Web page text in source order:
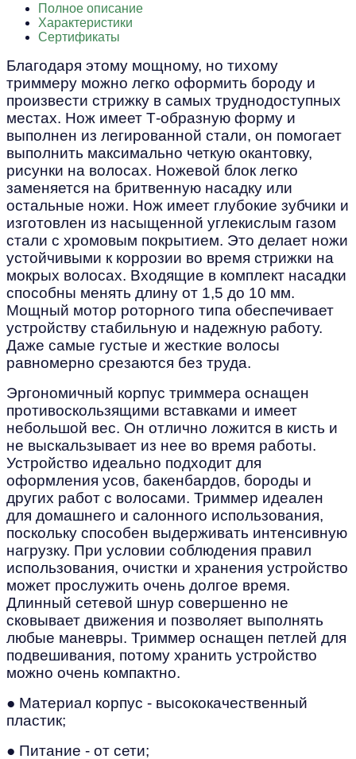
Полное описание
Характеристики
Сертификаты
Благодаря этому мощному, но тихому
триммеру можно легко оформить бороду и
произвести стрижку в самых труднодоступных
местах. Нож имеет Т-образную форму и
выполнен из легированной стали, он помогает
выполнить максимально четкую окантовку,
рисунки на волосах. Ножевой блок легко
заменяется на бритвенную насадку или
остальные ножи. Нож имеет глубокие зубчики и
изготовлен из насыщенной углекислым газом
стали с хромовым покрытием. Это делает ножи
устойчивыми к коррозии во время стрижки на
мокрых волосах. Входящие в комплект насадки
способны менять длину от 1,5 до 10 мм.
Мощный мотор роторного типа обеспечивает
устройству стабильную и надежную работу.
Даже самые густые и жесткие волосы
равномерно срезаются без труда.
Эргономичный корпус триммера оснащен
противоскользящими вставками и имеет
небольшой вес. Он отлично ложится в кисть и
не выскальзывает из нее во время работы.
Устройство идеально подходит для
оформления усов, бакенбардов, бороды и
других работ с волосами. Триммер идеален
для домашнего и салонного использования,
поскольку способен выдерживать интенсивную
нагрузку. При условии соблюдения правил
использования, очистки и хранения устройство
может прослужить очень долгое время.
Длинный сетевой шнур совершенно не
сковывает движения и позволяет выполнять
любые маневры. Триммер оснащен петлей для
подвешивания, потому хранить устройство
можно очень компактно.
● Материал корпус - высококачественный
пластик;
● Питание - от сети;